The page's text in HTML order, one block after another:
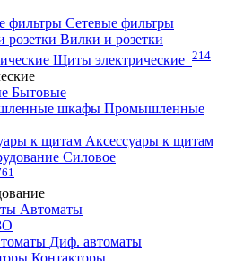
Сетевые фильтры
Вилки и розетки
Щиты электрические 214
Бытовые
Промышленные
Аксессуары к щитам
Силовое
Автоматы
Диф. автоматы
Контакторы